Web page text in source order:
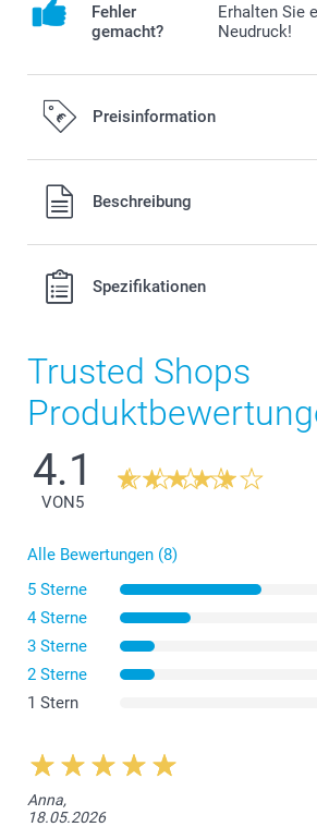
Fehler
gemacht?
Erhalten Sie
Neudruck!
Preisinformation
Alle Preise verstehen sich in EURO (€)
Versandkosten.Beschreibung
Spezifikationen
Trusted Shops
4.1
VON5
Alle Bewertungen (8)
5 Sterne
4 Sterne
3 Sterne
2 Sterne
1 Stern
Anna,
18.05.2026